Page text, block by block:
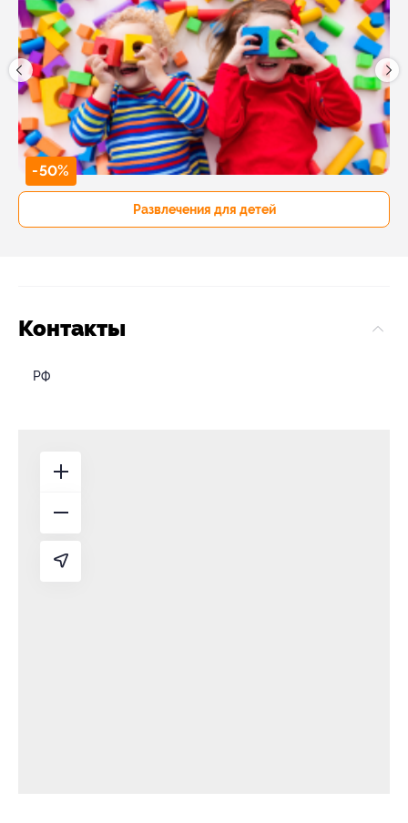
-50%
Развлечения для детей
Контакты
РФ